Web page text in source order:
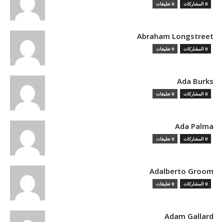
0 المشاركات 0 تعليقات
Abraham Longstreet
0 المشاركات 0 تعليقات
Ada Burks
0 المشاركات 0 تعليقات
Ada Palma
0 المشاركات 0 تعليقات
Adalberto Groom
0 المشاركات 0 تعليقات
Adam Gallard